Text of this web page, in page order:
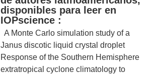
disponibles para leer en
IOPscience :
A Monte Carlo simulation study of a
Janus discotic liquid crystal droplet
Response of the Southern Hemisphere
extratropical cyclone climatology to